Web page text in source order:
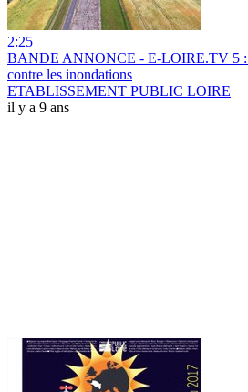
2:25
BANDE ANNONCE - E-LOIRE.TV 5 :
contre les inondations
ETABLISSEMENT PUBLIC LOIRE
il y a 9 ans